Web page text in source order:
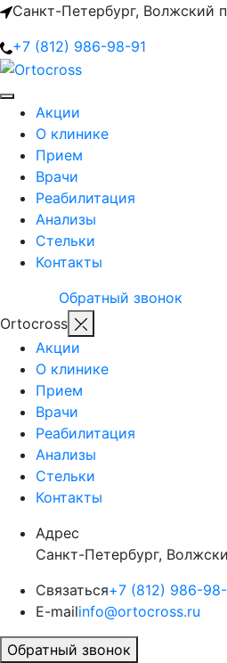
Санкт-Петербург, Волжский
+7 (812) 986-98-91
Акции
О клинике
Прием
Врачи
Реабилитация
Анализы
Стельки
Контакты
Обратный звонок
Ortocross
Акции
О клинике
Прием
Врачи
Реабилитация
Анализы
Стельки
Контакты
Адрес
Санкт-Петербург,
Связаться+7 (812) 986-
E-mailinfo@ortocross.ru
Обратный звонок